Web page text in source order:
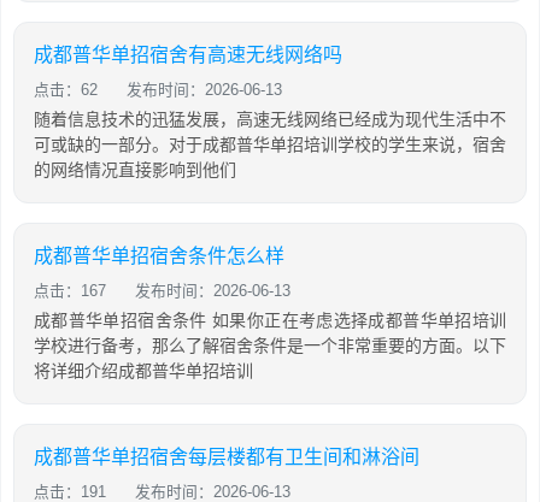
成都普华单招宿舍有高速无线网络吗
点击：62 发布时间：2026-06-13
随着信息技术的迅猛发展，高速无线网络已经成为现代生活中不
可或缺的一部分。对于成都普华单招培训学校的学生来说，宿舍
的网络情况直接影响到他们
成都普华单招宿舍条件怎么样
点击：167 发布时间：2026-06-13
成都普华单招宿舍条件 如果你正在考虑选择成都普华单招培训
学校进行备考，那么了解宿舍条件是一个非常重要的方面。以下
将详细介绍成都普华单招培训
成都普华单招宿舍每层楼都有卫生间和淋浴间
点击：191 发布时间：2026-06-13